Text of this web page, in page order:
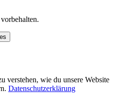
verstehen, wie du unsere Website
Datenschutzerklärung